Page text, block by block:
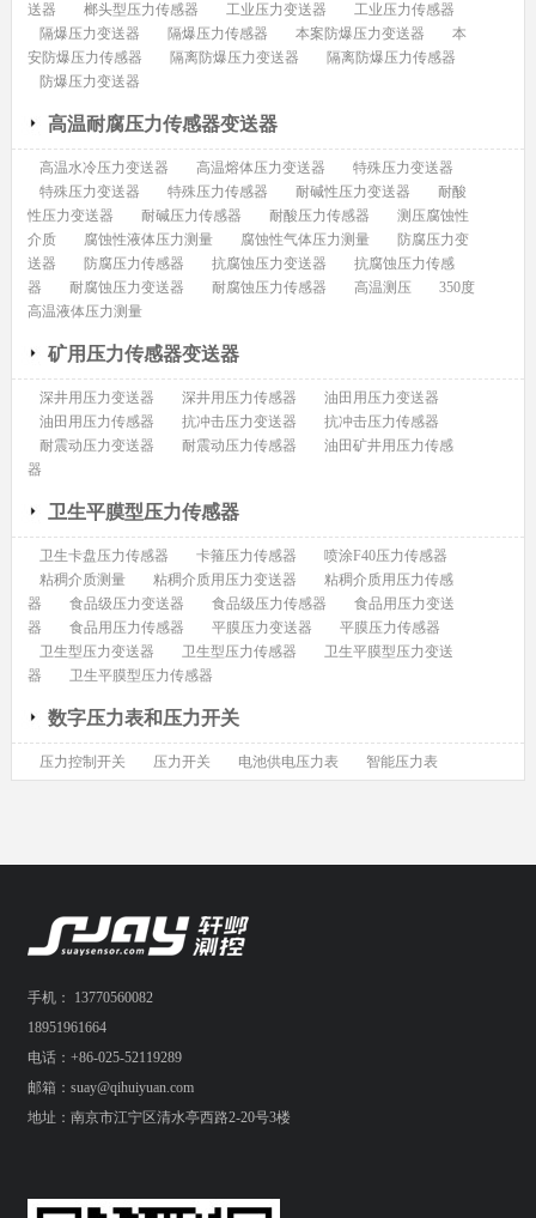
送器
榔头型压力传感器 工业压力变送器
工业压力传感器
隔爆压力变送器
隔爆压力传感器 本案防爆压力变送器
本
安防爆压力传感器
隔离防爆压力变送器
隔离防爆压力传感器
防爆压力变送器
高温耐腐压力传感器变送器
高温水冷压力变送器 高温熔体压力变送器
特殊压力变送器
特殊压力变送器
特殊压力传感器 耐碱性压力变送器
耐酸
性压力变送器
耐碱压力传感器 耐酸压力传感器
测压腐蚀性
介质
腐蚀性液体压力测量 腐蚀性气体压力测量
防腐压力变
送器
防腐压力传感器 抗腐蚀压力变送器
抗腐蚀压力传感
器
耐腐蚀压力变送器 耐腐蚀压力传感器 高温测压
350度
高温液体压力测量
矿用压力传感器变送器
深井用压力变送器 深井用压力传感器
油田用压力变送器
油田用压力传感器
抗冲击压力变送器
抗冲击压力传感器
耐震动压力变送器
耐震动压力传感器
油田矿井用压力传感
器
卫生平膜型压力传感器
卫生卡盘压力传感器 卡箍压力传感器
喷涂F40压力传感器
粘稠介质测量
粘稠介质用压力变送器
粘稠介质用压力传感
器
食品级压力变送器 食品级压力传感器
食品用压力变送
器
食品用压力传感器 平膜压力变送器
平膜压力传感器
卫生型压力变送器
卫生型压力传感器
卫生平膜型压力变送
器
卫生平膜型压力传感器
数字压力表和压力开关
压力控制开关 压力开关 电池供电压力表 智能压力表
手机： 13770560082
18951961664
电话：+86-025-52119289
邮箱：suay@qihuiyuan.com
地址：南京市江宁区清水亭西路2-20号3楼